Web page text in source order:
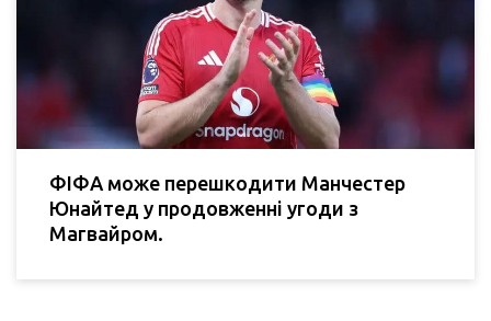
ФІФА може перешкодити Манчестер
Юнайтед у продовженні угоди з
Магвайром.